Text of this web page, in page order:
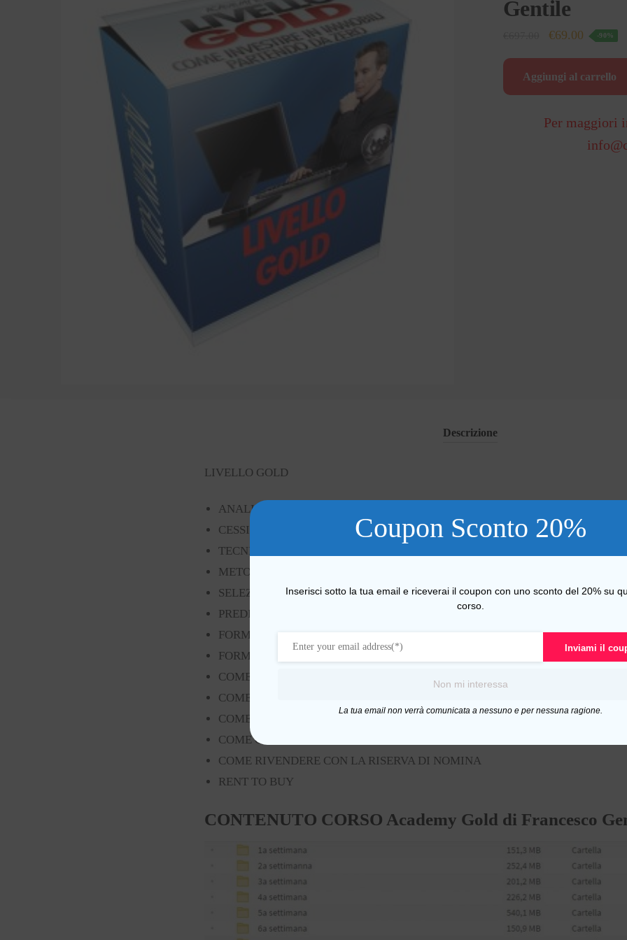
Gentile
Il
prezzo
originale
era:
€697.00.
€69.00Il
prezzo
attuale
è:
€69.00.
-90%
Aggiungi al carrello
Per maggiori
Descrizione
LIVELLO GOLD
ANALISI ZONA IDEALE DI INVESTIMENTO
CESSIONE PRELIMINARE
TECNICHE DI SELEZIONE DI IMMOBILE VIA PER VIA
METODI PER STUDIARE I PREZZI A MQ
SELEZIONARE VENDITORI MOTIVATI
PREDISPORRE OFFERTE CREATIVE
FORMULARE OFFERTE CON O SENZA ANTICIPO
FORMAZIONE TEAM PROFESSIONISTI
COME CEDERE IL COMPROMESSO E FARSI PAGARE .
COME COMPILARE PROPOSTA DI ACQUISTO CON OPZIONE DI RIVENDITA
COME COMPILARE COMPROMESSO CON COSENGNA CHIAVI E ESONERO
COME COMPILARE LA CESSIONE DEL COMPROMESSO E INCASSARE I SOLDI
COME RIVENDERE CON LA RISERVA DI NOMINA
RENT TO BUY
CONTENUTO CORSO Academy Gold di Francesco
Coupon Sconto 20%
Inserisci sotto la tua email e riceverai il coupon con uno sconto del 20% su
corso.
Inviami il
Non mi interessa
La tua email non verrà comunicata a nessuno e per nessuna ragione.